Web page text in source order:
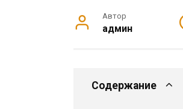
Автор
админ
Содержание